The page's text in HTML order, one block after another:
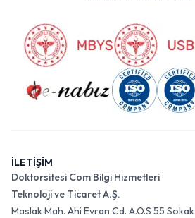
İLETİŞİM
Doktorsitesi Com Bilgi Hizmetleri
Teknoloji ve Ticaret A.Ş.
Maslak Mah. Ahi Evran Cd. A.O.S 55